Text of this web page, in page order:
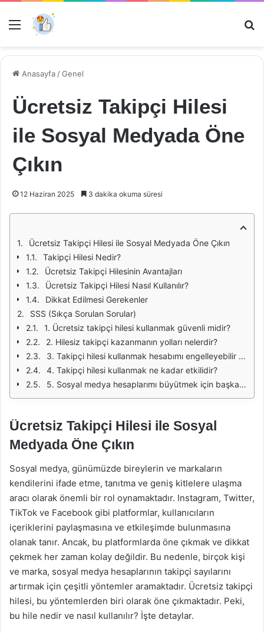
Menü
Anasayfa /Genel
Ücretsiz Takipçi Hilesi
ile Sosyal Medyada Öne
Çıkın
12 Haziran 2025 3 dakika okuma süresi
Ücretsiz Takipçi Hilesi ile Sosyal Medyada Öne Çıkın
Takipçi Hilesi Nedir?
Ücretsiz Takipçi Hilesinin Avantajları
Ücretsiz Takipçi Hilesi Nasıl Kullanılır?
Dikkat Edilmesi Gerekenler
SSS (Sıkça Sorulan Sorular)
1. Ücretsiz takipçi hilesi kullanmak güvenli midir?
2. Hilesiz takipçi kazanmanın yolları nelerdir?
3. Takipçi hilesi kullanmak hesabımı engelleyebilir mi?
4. Takipçi hilesi kullanmak ne kadar etkilidir?
5. Sosyal medya hesaplarımı büyütmek için başka hangi yöntemleri kullanabilirim?
Ücretsiz Takipçi Hilesi ile Sosyal
Medyada Öne Çıkın
Sosyal medya, günümüzde bireylerin ve markaların
kendilerini ifade etme, tanıtma ve geniş kitlelere ulaşma
aracı olarak önemli bir rol oynamaktadır. Instagram, Twitter,
TikTok ve Facebook gibi platformlar, kullanıcıların
içeriklerini paylaşmasına ve etkileşimde bulunmasına
olanak tanır. Ancak, bu platformlarda öne çıkmak ve dikkat
çekmek her zaman kolay değildir. Bu nedenle, birçok kişi
ve marka, sosyal medya hesaplarının takipçi sayılarını
artırmak için çeşitli yöntemler aramaktadır. Ücretsiz takipçi
hilesi, bu yöntemlerden biri olarak öne çıkmaktadır. Peki,
bu hile nedir ve nasıl kullanılır? İşte detaylar.